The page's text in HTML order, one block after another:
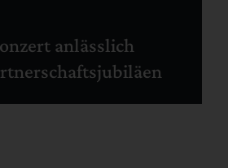
anlässlich